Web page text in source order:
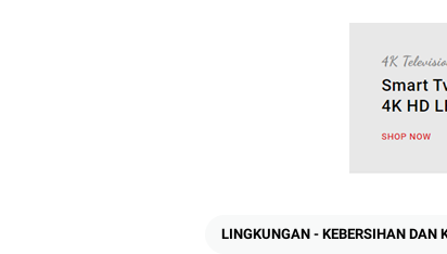
LINGKUNGAN - KEBERSIHAN DAN